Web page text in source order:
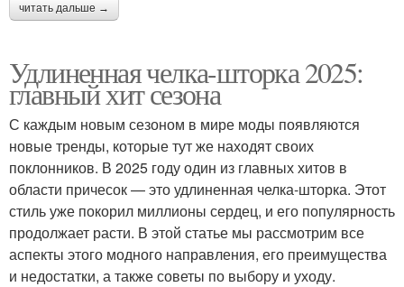
читать дальше →
Удлиненная челка-шторка 2025:
главный хит сезона
С каждым новым сезоном в мире моды появляются
новые тренды, которые тут же находят своих
поклонников. В 2025 году один из главных хитов в
области причесок — это удлиненная челка-шторка. Этот
стиль уже покорил миллионы сердец, и его популярность
продолжает расти. В этой статье мы рассмотрим все
аспекты этого модного направления, его преимущества
и недостатки, а также советы по выбору и уходу.